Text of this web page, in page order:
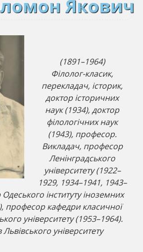
Якович
(1891–1964)
Філолог-класик,
перекладач, історик,
доктор історичних
наук (1934), доктор
філологічних наук
(1943), професор.
Викладач, професор
Ленінградського
університету (1922–
1929, 1934–1941, 1943–
інституту іноземних
професор кафедри класичної
університету (1953–1964).
університету